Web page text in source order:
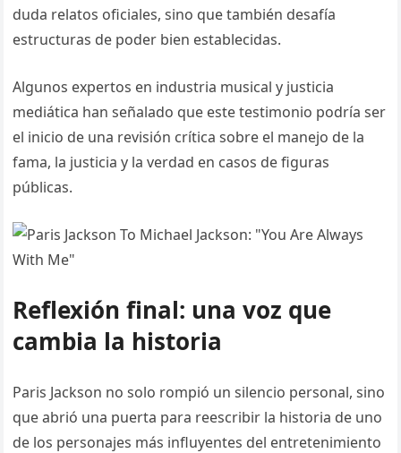
duda relatos oficiales, sino que también desafía
estructuras de poder bien establecidas.
Algunos expertos en industria musical y justicia
mediática han señalado que este testimonio podría ser
el inicio de una revisión crítica sobre el manejo de la
fama, la justicia y la verdad en casos de figuras
públicas.
Reflexión final: una voz que
cambia la historia
Paris Jackson no solo rompió un silencio personal, sino
que abrió una puerta para reescribir la historia de uno
de los personajes más influyentes del entretenimiento